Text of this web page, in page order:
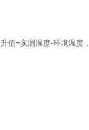
=实测温度-环境温度